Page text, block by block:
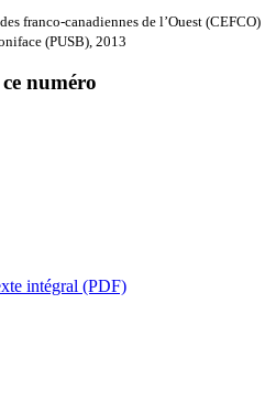
franco-canadiennes de l’Ouest (CEFCO)
(PUSB), 2013
numéro
intégral (PDF)